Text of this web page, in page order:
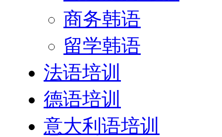
商务韩语
留学韩语
法语培训
德语培训
意大利语培训